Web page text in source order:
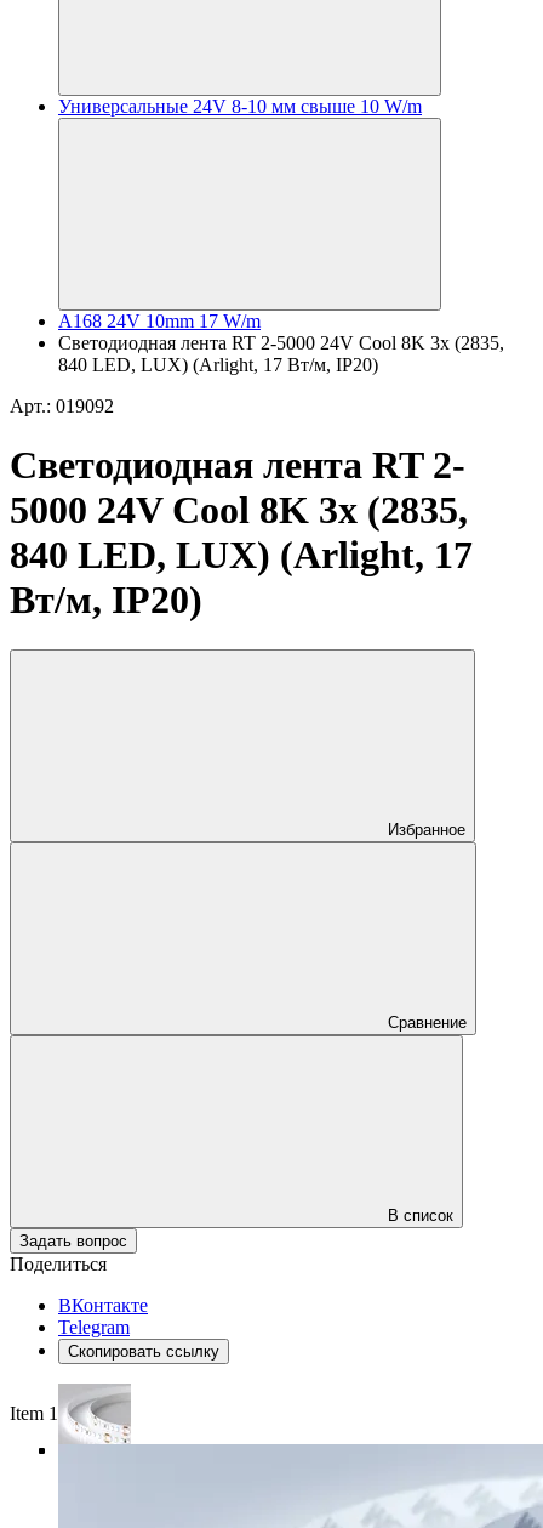
Универсальные 24V 8-10 мм свыше 10 W/m
A168 24V 10mm 17 W/m
Светодиодная лента RT 2-5000 24V Cool 8K 3x (2835,
840 LED, LUX) (Arlight, 17 Вт/м, IP20)
Арт.: 019092
Светодиодная лента RT 2-
5000 24V Cool 8K 3x (2835,
840 LED, LUX) (Arlight, 17
Вт/м, IP20)
Избранное
Сравнение
В список
Задать вопрос
Поделиться
ВКонтакте
Telegram
Скопировать ссылку
Item 1 of 5